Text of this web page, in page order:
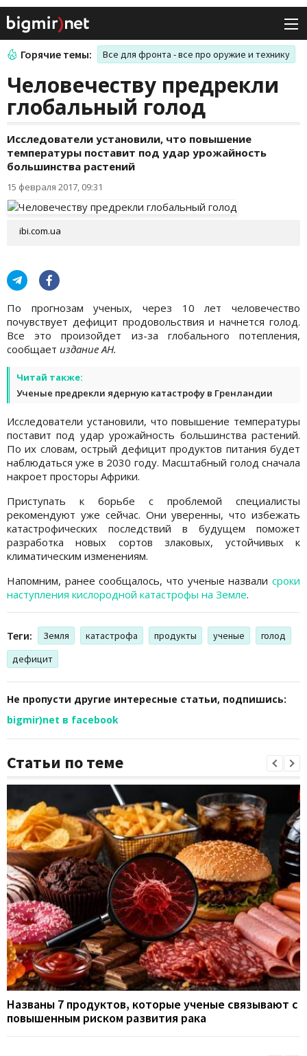
Горячие темы: Все для фронта - все про оружие и технику
Человечеству предрекли
глобальный голод
Исследователи установили, что повышение
температуры поставит под удар урожайность
большинства растений
15 февраля 2017, 09:31
ibi.com.ua
По прогнозам ученых, через 10 лет человечество
почувствует дефицит продовольствия и начнется голод.
Все это произойдет из-за глобального потепления,
сообщает издание АН.
Читай также:
Ученые предрекли ядерную катастрофу в Гренландии
Исследователи установили, что повышение температуры
поставит под удар урожайность большинства растений.
По их словам, острый дефицит продуктов питания будет
наблюдаться уже в 2030 году. Масштабный голод сначала
накроет просторы Африки.
Приступать к борьбе с проблемой специалисты
рекомендуют уже сейчас. Они уверенны, что избежать
катастрофических последствий в будущем поможет
разработка новых сортов злаковых, устойчивых к
климатическим изменениям.
Напомним, ранее сообщалось, что ученые назвали сроки
наступления кислородной катастрофы на Земле.
Теги: Земля катастрофа продукты ученые
голод
дефицит
Не пропусти другие интересные статьи, подпишись:
bigmir)net в facebook
Статьи по теме
Названы 7 продуктов, которые ученые связывают с
повышенным риском развития рака